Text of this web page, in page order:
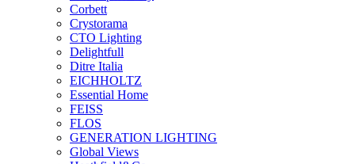
Corbett
Crystorama
CTO Lighting
Delightfull
Ditre Italia
EICHHOLTZ
Essential Home
FEISS
FLOS
GENERATION LIGHTING
Global Views